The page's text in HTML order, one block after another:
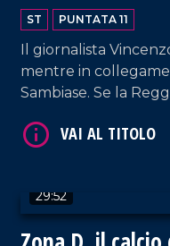
ST PUNTATA 11
Il giornalista
mentre in
Sambiase. Se la
Vibonese e Sambiase.
29:52
VAI AL TITOLO
VAI AL TITOLO